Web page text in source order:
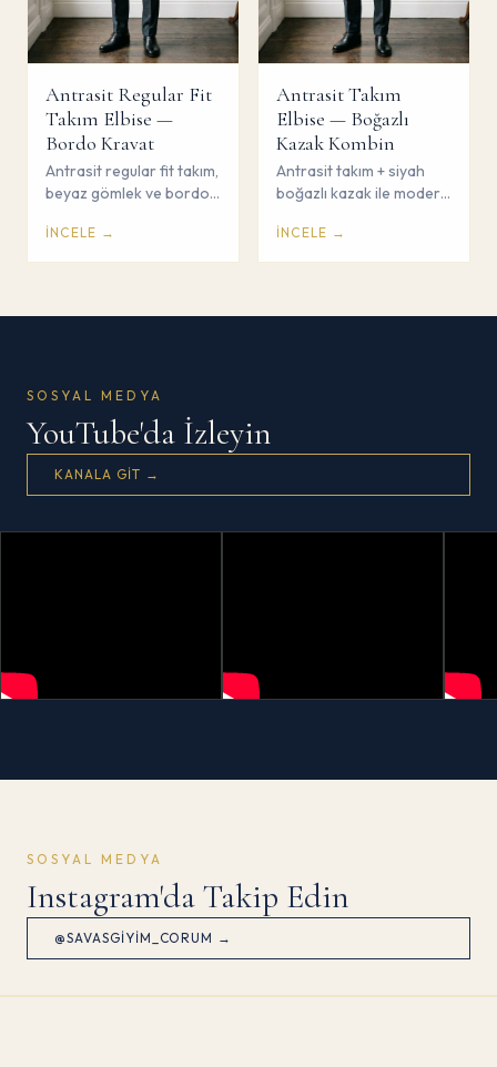
Antrasit Regular Fit
Takım Elbise —
Bordo Kravat
Antrasit regular fit takım,
beyaz gömlek ve bordo
profesyonel duruş.
Çorum Savaş Giyim.
İNCELE →
Antrasit Takım
Elbise — Boğazlı
Kazak Kombin
Antrasit takım + siyah
boğazlı kazak ile modern
ve kravat yok. Çorum
Savaş Giyim.
İNCELE →
SOSYAL MEDYA
YouTube'da İzleyin
KANALA GIT →
SOSYAL MEDYA
Instagram'da Takip Edin
@SAVASGIYIM_CORUM →